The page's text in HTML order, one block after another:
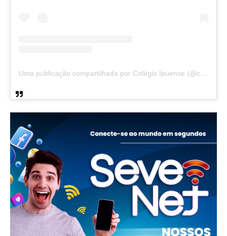
Uma publicação compartilhada por Colégio Ipuense (@colegioipuense)